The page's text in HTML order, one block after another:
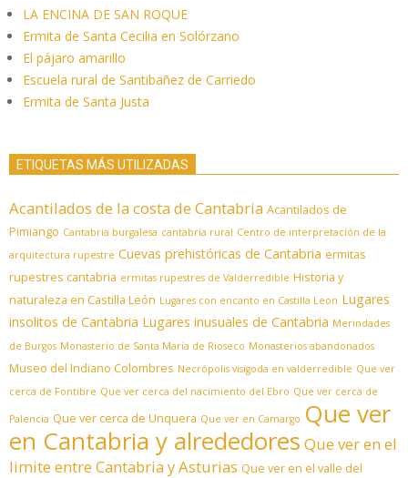
LA ENCINA DE SAN ROQUE
Ermita de Santa Cecilia en Solórzano
El pájaro amarillo
Escuela rural de Santibañez de Carriedo
Ermita de Santa Justa
ETIQUETAS MÁS UTILIZADAS
Acantilados de la costa de Cantabria Acantilados de
Pimiango Cantabria burgalesa cantabria rural Centro de interpretación de la
arquitectura rupestre Cuevas prehistóricas de Cantabria ermitas
rupestres cantabria ermitas rupestres de Valderredible Historia y
naturaleza en Castilla León Lugares con encanto en Castilla Leon Lugares
insolitos de Cantabria Lugares inusuales de Cantabria Merindades
de Burgos Monasterio de Santa Maria de Rioseco Monasterios abandonados
Museo del Indiano Colombres Necrópolis visigoda en valderredible Que ver
cerca de Fontibre Que ver cerca del nacimiento del Ebro Que ver cerca de
Palencia Que ver cerca de Unquera Que ver en Camargo Que ver
en Cantabria y alrededores Que ver en el
limite entre Cantabria y Asturias Que ver en el valle del